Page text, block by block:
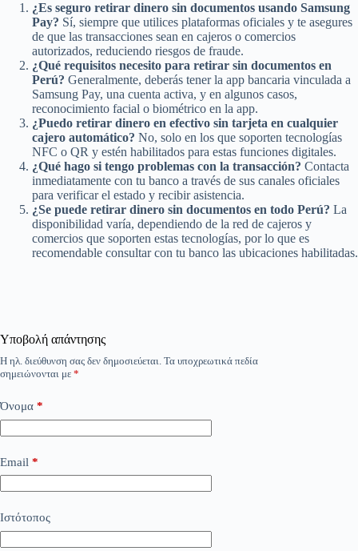
¿Es seguro retirar dinero sin documentos usando Samsung
Pay? Sí, siempre que utilices plataformas oficiales y te asegures
de que las transacciones sean en cajeros o comercios
autorizados, reduciendo riesgos de fraude.
¿Qué requisitos necesito para retirar sin documentos en
Perú? Generalmente, deberás tener la app bancaria vinculada a
Samsung Pay, una cuenta activa, y en algunos casos,
reconocimiento facial o biométrico en la app.
¿Puedo retirar dinero en efectivo sin tarjeta en cualquier
cajero automático? No, solo en los que soporten tecnologías
NFC o QR y estén habilitados para estas funciones digitales.
¿Qué hago si tengo problemas con la transacción? Contacta
inmediatamente con tu banco a través de sus canales oficiales
para verificar el estado y recibir asistencia.
¿Se puede retirar dinero sin documentos en todo Perú? La
disponibilidad varía, dependiendo de la red de cajeros y
comercios que soporten estas tecnologías, por lo que es
recomendable consultar con tu banco las ubicaciones habilitadas.
Υποβολή απάντησης
Η ηλ. διεύθυνση σας δεν δημοσιεύεται. Τα υποχρεωτικά πεδία
σημειώνονται με *
Όνομα *
Email *
Ιστότοπος